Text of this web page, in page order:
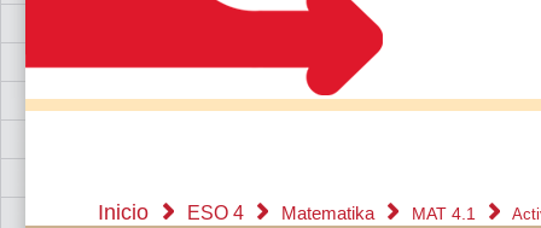
Inicio ESO 4 Matematika MAT 4.1